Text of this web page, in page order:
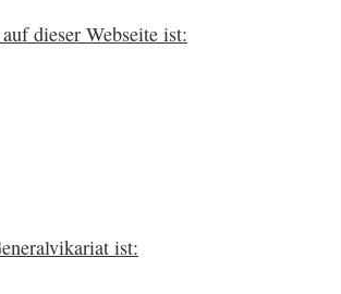
dieser Webseite ist:
ist: